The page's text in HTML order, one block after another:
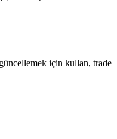
için kullan, trade